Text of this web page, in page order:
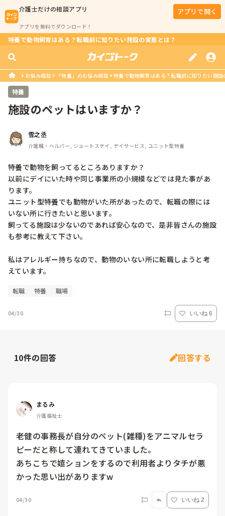
介護士だけの相談アプリ
アプリを無料でダウンロード！
アプリで開く
特養で動物飼育はある？転職前に知りたい施設の実態とは？
お悩み相談 「特養」のお悩み相談 特養で動物飼育はある？転職前に知りたい施設
特養
施設のペットはいますか？
雪之丞
介護職・ヘルパー, ショートステイ, デイサービス, ユニット型特養
特養で動物を飼ってるところありますか？
以前にデイにいた時や同じ事業所の小規模などでは見た事があ
ります。
ユニット型特養でも動物がいた所があったので、転職の際には
いない所に行きたいと思います。
飼ってる施設は少ないのであれば安心なので、是非皆さんの施設
も参考に教えて下さい。
私はアレルギー持ちなので、動物のいない所に転職しようと考
転職 特養 職場
04/30 いいね 6
10件の回答 回答する
まるみ
介護福祉士
老健の事務長が自分のペット(雑種)をアニマルセラ
ピーだと称して連れてきていました。
あちこちで嬉ションをするので利用者よりタチが悪
かった思い出がありますw
04/30 いいね 2